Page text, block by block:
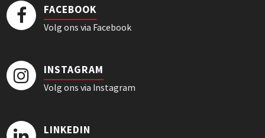
FACEBOOK
Volg ons via Facebook
INSTAGRAM
Volg ons via Instagram
LINKEDIN